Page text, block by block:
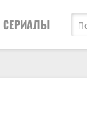
СЕРИАЛЫ